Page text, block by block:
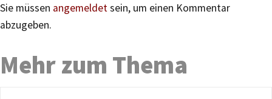
Sie müssen angemeldetsein, um einen Kommentar
abzugeben.
Mehr zum Thema